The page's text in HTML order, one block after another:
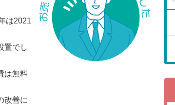
は2021
置でし
は無料
改善に